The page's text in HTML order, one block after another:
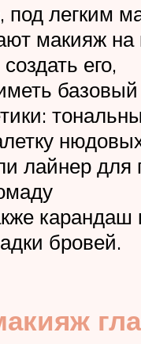
под легким
макияж
его,
базовый
лайнер для
бровей.